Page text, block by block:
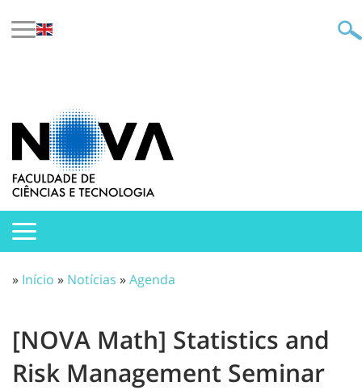
» Início » Notícias »Agenda
[NOVA Math] Statistics and
Risk Management Seminar